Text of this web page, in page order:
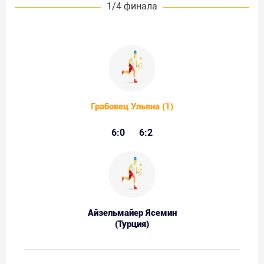
1/4 финала
Грабовец Ульяна (1)
6:0 6:2
Айзельмайер Ясемин
(Турция)